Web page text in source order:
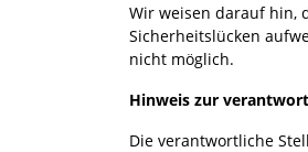
Wir weisen darauf hin,
Sicherheitslücken
nicht möglich.
Hinweis zur
Die verantwortliche